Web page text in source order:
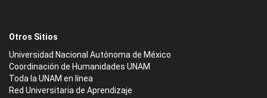
Otros Sitios
Universidad Nacional Autónoma de México
Coordinación de Humanidades UNAM
Toda la UNAM en línea
Red Universitaria de Aprendizaje